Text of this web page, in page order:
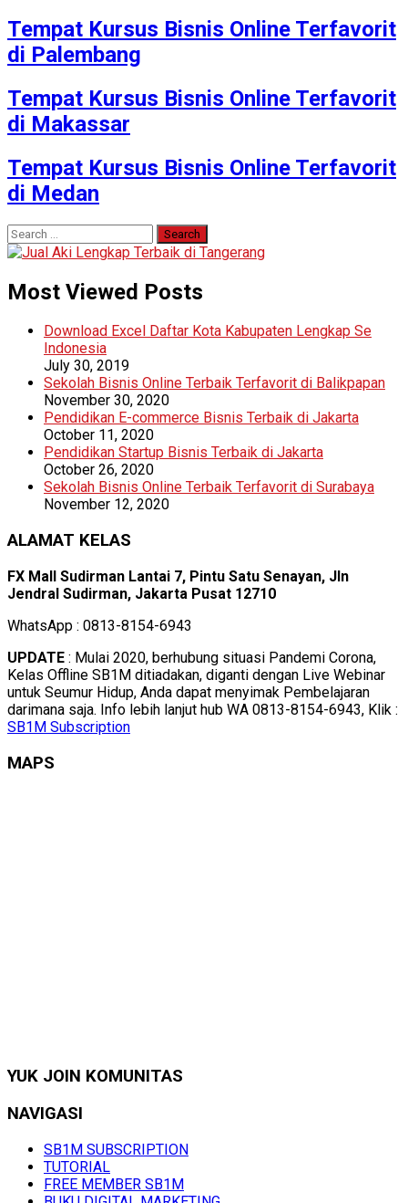
Tempat Kursus Bisnis Online Terfavorit
di Palembang
Tempat Kursus Bisnis Online Terfavorit
di Makassar
Tempat Kursus Bisnis Online Terfavorit
di Medan
Search
for:
Most Viewed Posts
Download Excel Daftar Kota Kabupaten Lengkap Se
Indonesia
July 30, 2019
Sekolah Bisnis Online Terbaik Terfavorit di Balikpapan
November 30, 2020
Pendidikan E-commerce Bisnis Terbaik di Jakarta
October 11, 2020
Pendidikan Startup Bisnis Terbaik di Jakarta
October 26, 2020
Sekolah Bisnis Online Terbaik Terfavorit di Surabaya
November 12, 2020
ALAMAT KELAS
FX Mall Sudirman Lantai 7, Pintu Satu Senayan, Jln
Jendral Sudirman, Jakarta Pusat 12710
WhatsApp : 0813-8154-6943
UPDATE : Mulai 2020, berhubung situasi Pandemi Corona,
Kelas Offline SB1M ditiadakan, diganti dengan Live Webinar
untuk Seumur Hidup, Anda dapat menyimak Pembelajaran
darimana saja. Info lebih lanjut hub WA 0813-8154-6943, Klik :
SB1M Subscription
MAPS
YUK JOIN KOMUNITAS
NAVIGASI
SB1M SUBSCRIPTION
TUTORIAL
FREE MEMBER SB1M